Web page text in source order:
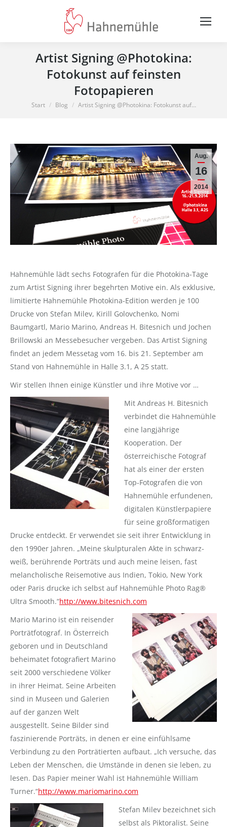
Artist Signing @Photokina:
Fotokunst auf feinsten
Fotopapieren
Sie befinden sich hier:
Start Blog Artist Signing @Photokina: Fotokunst auf…
Aug.
16
2014
Hahnemühle lädt sechs Fotografen für die Photokina-Tage
zum Artist Signing ihrer begehrten Motive ein. Als exklusive,
limitierte Hahnemühle Photokina-Edition werden je 100
Drucke von Stefan Milev, Kirill Golovchenko, Nomi
Baumgartl, Mario Marino, Andreas H. Bitesnich und Jochen
Brillowski an Messebesucher vergeben. Das Artist Signing
findet an jedem Messetag vom 16. bis 21. September am
Stand von Hahnemühle in Halle 3.1, A 25 statt.
Wir stellen Ihnen einige Künstler und ihre Motive vor …
Mit Andreas H. Bitesnich
verbindet die Hahnemühle
eine langjährige
Kooperation. Der
österreichische Fotograf
hat als einer der ersten
Top-Fotografen die von
Hahnemühle erfundenen,
digitalen Künstlerpapiere
für seine großformatigen
Drucke entdeckt. Er verwendet sie seit ihrer Entwicklung in
den 1990er Jahren. „Meine skulpturalen Akte in schwarz-
weiß, berührende Porträts und auch meine leisen, fast
melancholische Reisemotive aus Indien, Tokio, New York
oder Paris drucke ich selbst auf Hahnemühle Photo Rag®
Ultra Smooth.“http://www.bitesnich.com
Mario Marino ist ein reisender
Porträtfotograf. In Österreich
geboren und in Deutschland
beheimatet fotografiert Marino
seit 2000 verschiedene Völker
in ihrer Heimat. Seine Arbeiten
sind in Museen und Galerien
auf der ganzen Welt
ausgestellt. Seine Bilder sind
faszinierende Porträts, in denen er eine einfühlsame
Verbindung zu den Porträtierten aufbaut. „Ich versuche, das
Leben der Menschen, die Umstände in denen sie leben, zu
lesen. Das Papier meiner Wahl ist Hahnemühle William
Turner.“http://www.mariomarino.com
Stefan Milev bezeichnet sich
selbst als Piktoralist. Seine